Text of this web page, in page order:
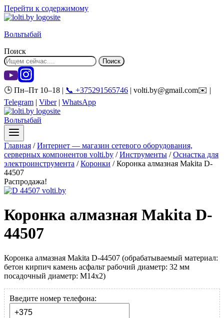
Перейти к содержимому
Вольтыбай
Поиск
Поиск
🕒 Пн–Пт 10–18 | 📞 +375291565746 | volti.by@gmail.com✉️ |
Telegram | Viber| WhatsApp
Вольтыбай
Главная / Интернет — магазин сетевого оборудования,
серверных компонентов volti.by / Инструменты / Оснастка для
электроинструмента / Коронки / Коронка алмазная Makita D-
44507
Распродажа!
Коронка алмазная Makita D-
44507
Коронка алмазная Makita D-44507 (обрабатываемый материал:
бетон кирпич камень асфальт рабочий диаметр: 32 мм
посадочный диаметр: М14х2)
Введите номер телефона: